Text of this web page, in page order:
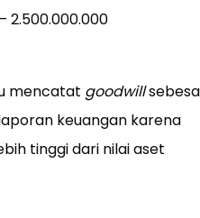
2.500.000.000
mencatat goodwill
keuangan karena
tinggi dari nilai aset